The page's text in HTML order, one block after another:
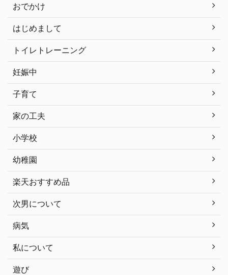
おでかけ
はじめまして
トイレトレーニング
妊娠中
子育て
家の工夫
小学校
幼稚園
楽天おすすめ品
次男について
病気
私について
遊び